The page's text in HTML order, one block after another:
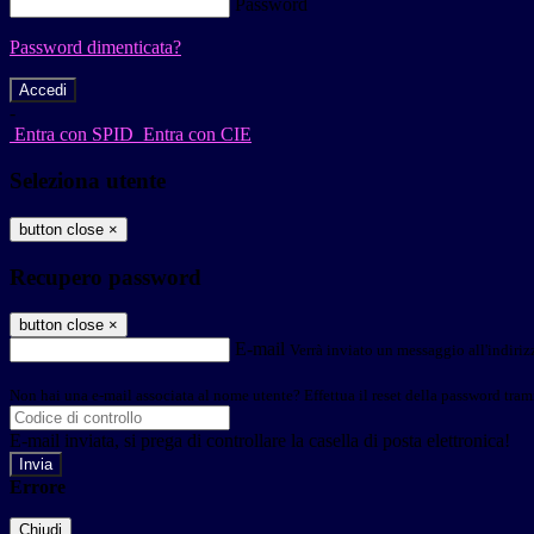
Password
Password dimenticata?
-
Entra con SPID Entra con CIE
Seleziona utente
button close ×
Recupero password
button close ×
E-mail Verrà inviato un messaggio
Non hai una e-mail associata al nome utente? Effettua il reset della password
E-mail inviata, si prega di controllare la casella di posta elettronica!
Errore
Chiudi